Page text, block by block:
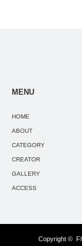
MENU
HOME
ABOUT
CATEGORY
CREATOR
GALLERY
ACCESS
Copyright ©